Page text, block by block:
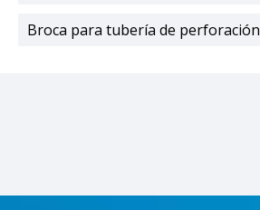
Broca para tubería de perforación